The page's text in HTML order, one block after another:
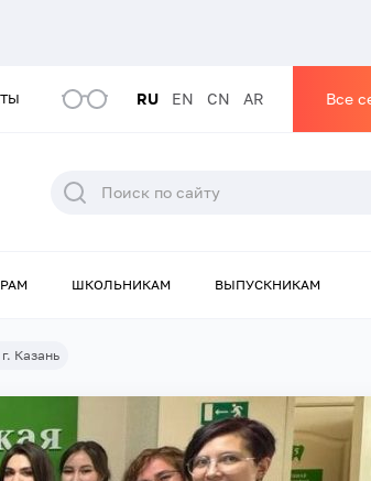
RU EN CN AR Все
ШКОЛЬНИКАМ ВЫПУСКНИКАМ
Казань